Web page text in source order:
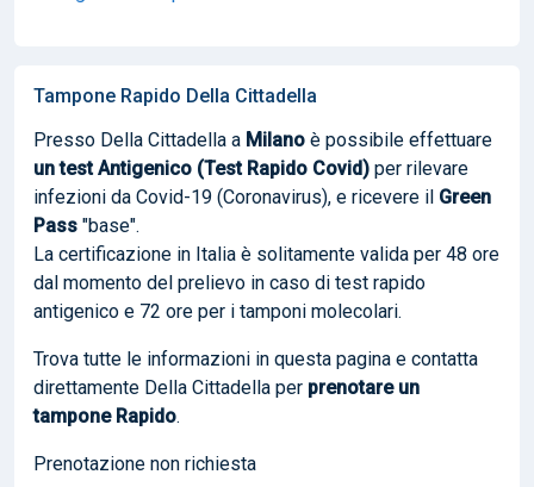
Tampone Rapido Della Cittadella
Presso Della Cittadella a Milano è possibile effettuare
un test Antigenico (Test Rapido Covid) per rilevare
infezioni da Covid-19 (Coronavirus), e ricevere il Green
Pass "base".
La certificazione in Italia è solitamente valida per 48 ore
dal momento del prelievo in caso di test rapido
antigenico e 72 ore per i tamponi molecolari.
Trova tutte le informazioni in questa pagina e contatta
direttamente Della Cittadella per prenotare un
tampone Rapido.
Prenotazione non richiesta